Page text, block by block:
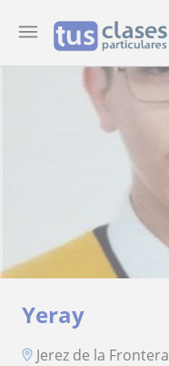
Yeray
Jerez de la Frontera